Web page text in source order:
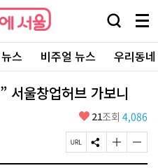
검
창
열
기
메
뉴
전
체
보
스 비주얼 뉴스 우리동
서울창업허브 가보니
좋
요
21조회 4,086
페
이
S
N
글
자
글
자